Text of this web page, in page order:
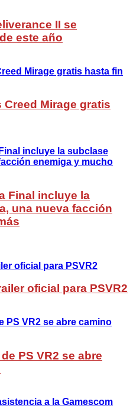
II se
este año
Creed Mirage gratis
Final incluye la
una nueva facción
oficial para PSVR2
PS VR2 se abre